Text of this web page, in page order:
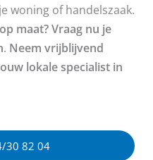
woning of handelszaak.
maat? Vraag nu je
. Neem vrijblijvend
lokale specialist in
30 82 04